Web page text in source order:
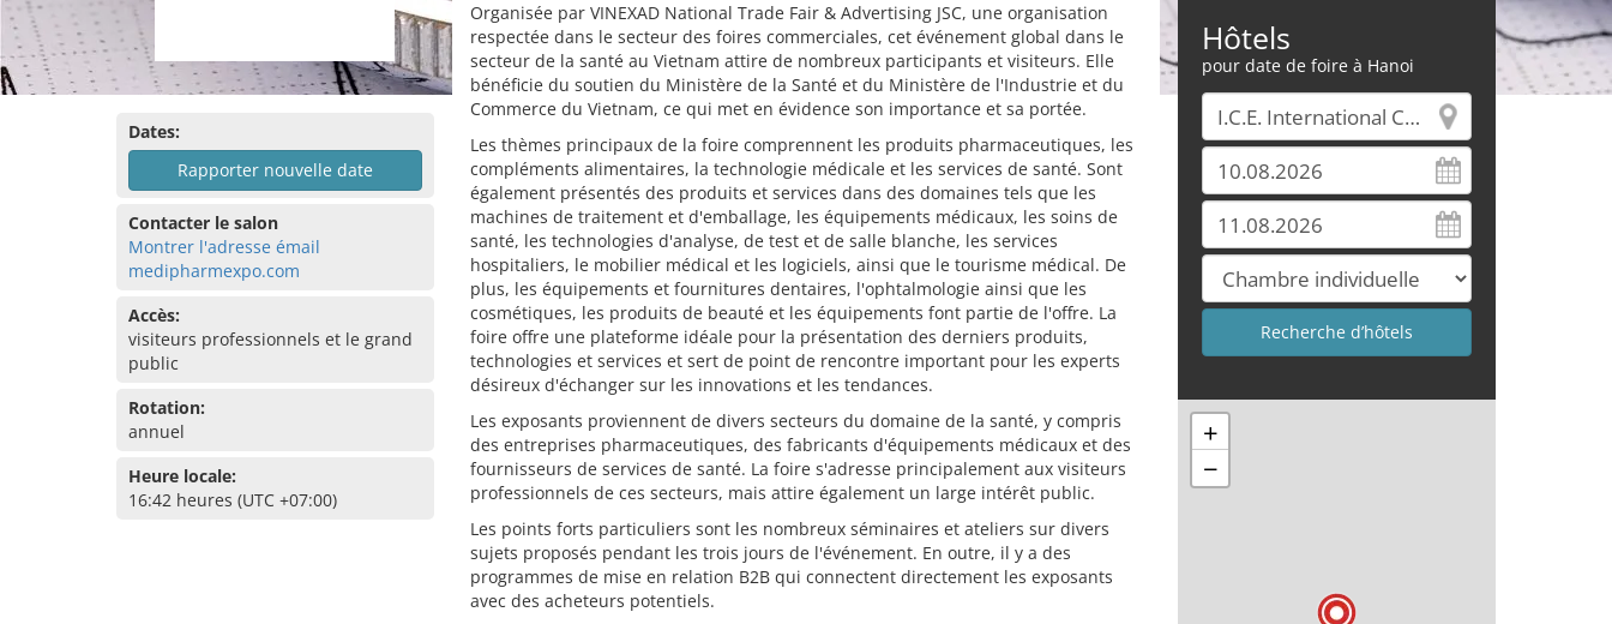
Dates:
Rapporter nouvelle date
Contacter le salon
Montrer l'adresse émail
medipharmexpo.com
Accès:
visiteurs professionnels et le grand
public
Rotation:
annuel
Heure locale:
16:42 heures (UTC +07:00)
Organisée par VINEXAD National Trade Fair & Advertising JSC, une organisation
respectée dans le secteur des foires commerciales, cet événement global dans le
secteur de la santé au Vietnam attire de nombreux participants et visiteurs. Elle
bénéficie du soutien du Ministère de la Santé et du Ministère de l'Industrie et du
Commerce du Vietnam, ce qui met en évidence son importance et sa portée.
Les thèmes principaux de la foire comprennent les produits pharmaceutiques, les
compléments alimentaires, la technologie médicale et les services de santé. Sont
également présentés des produits et services dans des domaines tels que les
machines de traitement et d'emballage, les équipements médicaux, les soins de
santé, les technologies d'analyse, de test et de salle blanche, les services
hospitaliers, le mobilier médical et les logiciels, ainsi que le tourisme médical. De
plus, les équipements et fournitures dentaires, l'ophtalmologie ainsi que les
cosmétiques, les produits de beauté et les équipements font partie de l'offre. La
foire offre une plateforme idéale pour la présentation des derniers produits,
technologies et services et sert de point de rencontre important pour les experts
désireux d'échanger sur les innovations et les tendances.
Les exposants proviennent de divers secteurs du domaine de la santé, y compris
des entreprises pharmaceutiques, des fabricants d'équipements médicaux et des
fournisseurs de services de santé. La foire s'adresse principalement aux visiteurs
professionnels de ces secteurs, mais attire également un large intérêt public.
Les points forts particuliers sont les nombreux séminaires et ateliers sur divers
sujets proposés pendant les trois jours de l'événement. En outre, il y a des
programmes de mise en relation B2B qui connectent directement les exposants
avec des acheteurs potentiels.
Hôtels
pour date de foire à Hanoi
+
−